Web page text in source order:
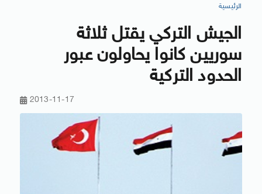
الرئيسية
الجيش التركي يقتل ثلاثة
سوريين كانوا يحاولون عبور
الحدود التركية
2013-11-17